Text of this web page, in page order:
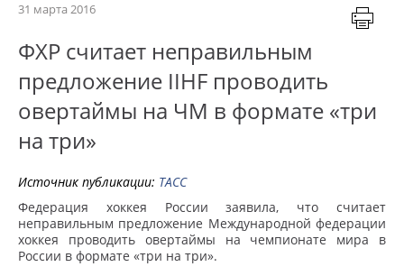
31 марта 2016
ФХР считает неправильным
предложение IIHF проводить
овертаймы на ЧМ в формате «три
на три»
Источник публикации: ТАСС
Федерация хоккея России заявила, что считает
неправильным предложение Международной федерации
хоккея проводить овертаймы на чемпионате мира в
России в формате «три на три».